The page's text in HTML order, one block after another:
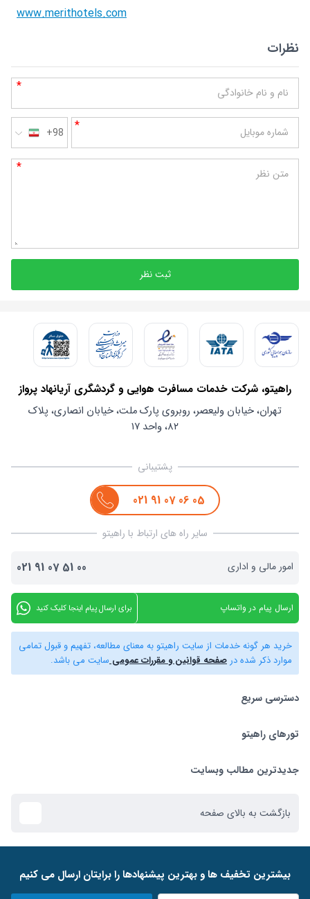
www.merithotels.com
نظرات
نام و نام خانوادگی *
+98 شماره موبایل *
متن نظر *
ثبت نظر
راهیتو، شرکت خدمات مسافرت هوایی و گردشگری آریانهاد پرواز
تهران، خیابان ولیعصر، روبروی پارک ملت، خیابان انصاری، پلاک
۸۲، واحد ۱۷
پشتیبانی
021 91 07 06 05
سایر راه های ارتباط با راهیتو
امور مالی و اداری 021 91 07 51 00
ارسال پیام در واتساپ برای ارسال پیام اینجا کلیک کنید
خرید هر گونه خدمات از سایت راهیتو به معنای مطالعه، تفهیم و قبول تمامی
موارد ذکر شده درصفحه قوانین و مقررات عمومیسایت می باشد.
دسترسی سریع
بلیط هواپیما
تورهای راهیتو
راهنمای استرداد بلیط
تورهای راهیتو
تور استانبول
تور کیش
تور ازمیر
جدیدترین مطالب وبسایت
بازگشت به بالای صفحه
ﺑﯿﺸﺘﺮﯾﻦ ﺗﺨﻔﯿﻒ ﻫﺎ و ﺑﻬﺘﺮﯾﻦ ﭘﯿﺸﻨﻬﺎدﻫﺎ را ﺑﺮاﯾﺘﺎن ارﺳﺎل ﻣﯽ ﮐﻨﯿﻢ